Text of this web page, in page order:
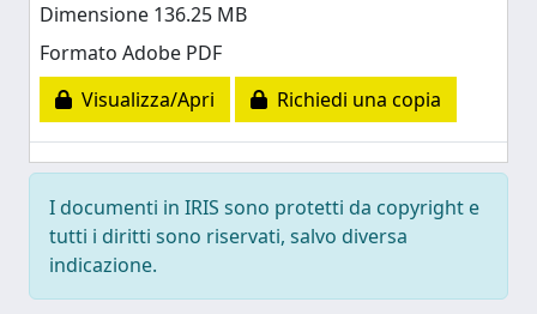
Dimensione 136.25 MB
Formato Adobe PDF
Visualizza/Apri
Richiedi una copia
I documenti in IRIS sono protetti da copyright e
tutti i diritti sono riservati, salvo diversa
indicazione.